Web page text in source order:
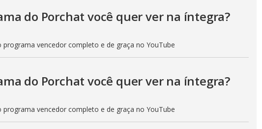
do Porchat você quer ver na íntegra?
vencedor completo e de graça no YouTube
do Porchat você quer ver na íntegra?
vencedor completo e de graça no YouTube